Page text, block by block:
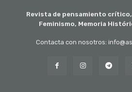
Revista de pensamiento
Feminismo, Memoria
Contacta con nosotros: